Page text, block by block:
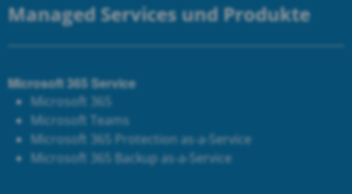
Managed Services und Produkte
Microsoft 365 Service
Microsoft 365
Microsoft Teams
Microsoft 365 Protection as-a-Service
Microsoft 365 Backup as-a-Service